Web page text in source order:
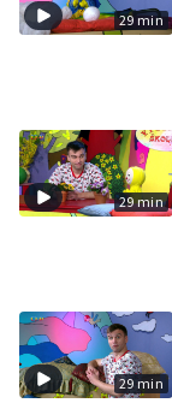
29 min
29 min
29 min